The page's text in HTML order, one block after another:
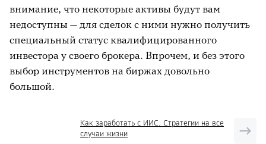
внимание, что некоторые активы будут вам
недоступны — для сделок с ними нужно получить
специальный статус квалифицированного
инвестора у своего брокера. Впрочем, и без этого
выбор инструментов на биржах довольно
большой.
Как заработать с ИИС. Стратегии на все
случаи жизни